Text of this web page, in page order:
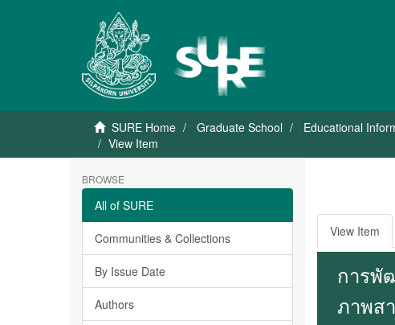
SURE Home Graduate School Educational
View Item
BROWSE
All of SURE
Communities & Collections
By Issue Date
Authors
View Item
การพั
ภาพส